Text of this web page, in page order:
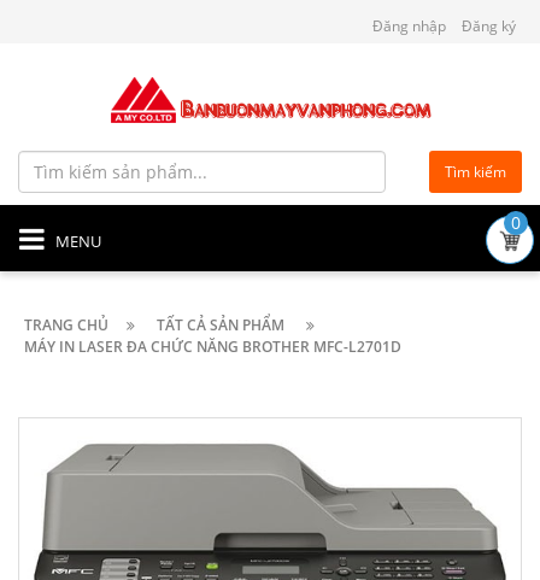
Đăng nhập Đăng ký
Tìm kiếm
MENU
0
TRANG CHỦ
TẤT CẢ SẢN PHẨM
MÁY IN LASER ĐA CHỨC NĂNG BROTHER MFC-L2701D